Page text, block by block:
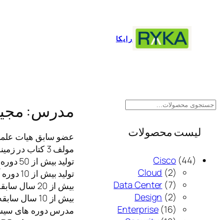
رایکا
ج
ت
و
لیست محصولات
Cisco 44
4
ص
Cloud 2
2
م
ح
ص
Data Center 7
7
م
ح
Design 2
2
م
Enterprise 161
مدرس:
عضو سابق هیات
مولف 3 کتاب در زمینه شبکه های کامپیوتری
تولید بیش از 50 دوره آموزش ویدئویی به زبان فارسی
تولید بیش از 10 دوره آموزش ویدئویی به زبان انگلیسی
بیش از 20 سال سابقه در زمینه شبکه و امنیت
بیش از 10 سال سابقه تدریس
مدرس دوره های